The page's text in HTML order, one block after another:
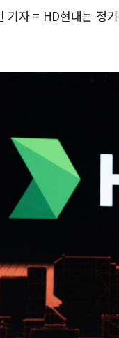
기자 = HD현대는 정